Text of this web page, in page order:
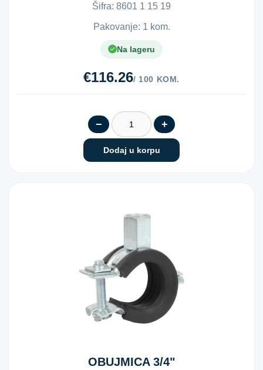
Šifra: 8​6​0​1​ ​1​ ​1​5​ ​1​9​
Pakovanje: 1 kom.
Na lageru
€116.26/ 100 KOM.
− +
Dodaj u korpu
OBUJMICA 3/4"